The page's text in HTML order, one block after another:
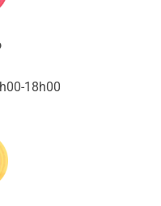
18h00